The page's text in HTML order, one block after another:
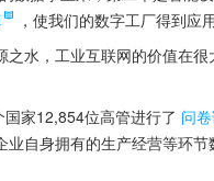
，使我们的数字工厂得到应
水，工业互联网的价值在
家12,854位高管进行了 问
自身拥有的生产经营等环